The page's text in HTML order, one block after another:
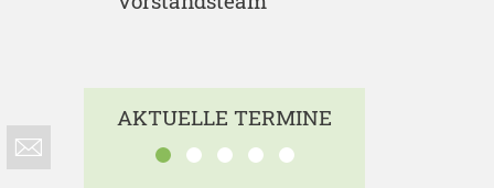
AKTUELLE TERMINE